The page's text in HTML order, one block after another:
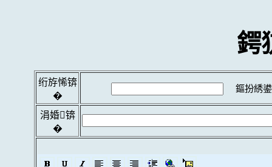
鍔
绗斿悕锛
�
鏂扮綉
涓婚锛
�